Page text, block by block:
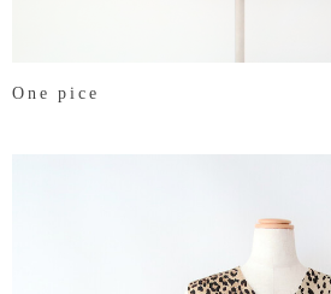
One pice